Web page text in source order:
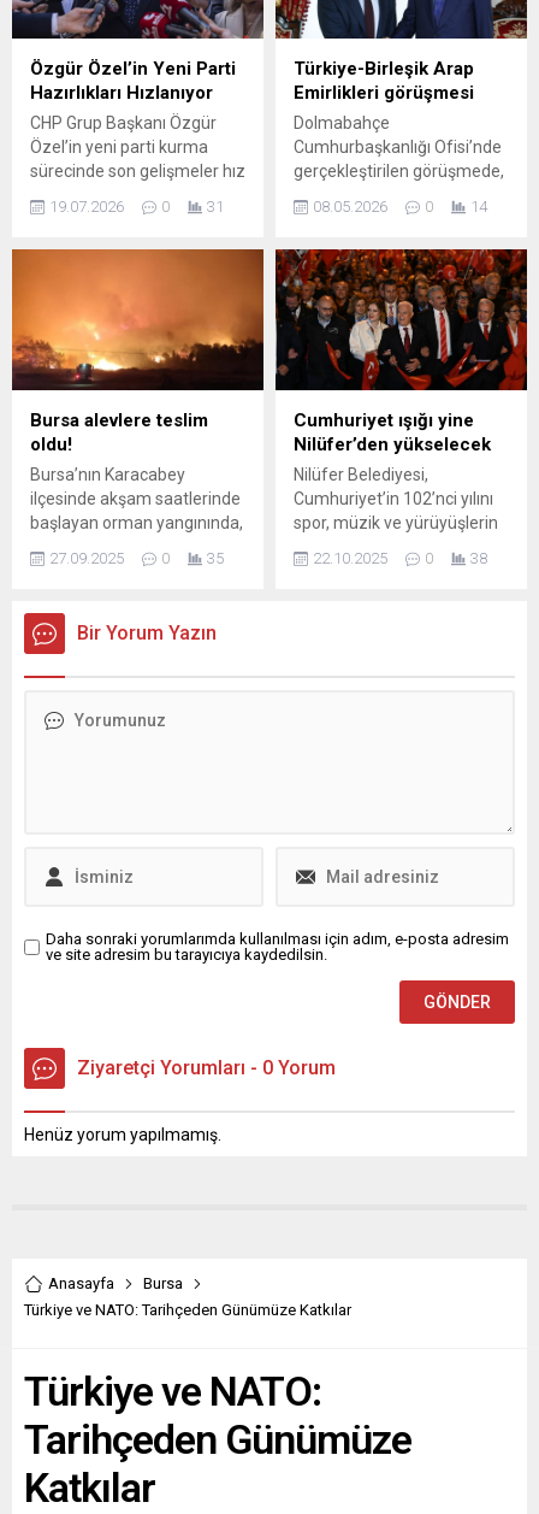
sırasında Osmangazi
Belediye Başkanı Erkan
Aydın yer aldı. Toplam 60
vaadi bulunan Erkan Aydın’ın
vaatlerini tamamlama oranı
yüzde 71,7 olarak açıklandı.
Aydın’ı, 98 vaadin yüzde
54,1’ini tamamlayan Nilüfer
Belediye...
toplam 46 ton atık toplandı.
En çok atık toplayan 3 okul
düzenlenen törenle
ödüllendirildi. Osmangazi
Belediyesi İklim Değişikliği
ve Sıfır Atık Müdürlüğü
tarafından...
Özgür Özel’in Yeni Parti
Hazırlıkları Hızlanıyor
CHP Grup Başkanı Özgür
Özel’in yeni parti kurma
sürecinde son gelişmeler hız
beklenmesine rağmen, adli
programı ve tüzüğü titizlikle
kaleme alınıyor; kurucular
kurulu üyeleri belirleniyor ve
isim tartışmaları sürüyor.
Özel önce isim vermekten
kaçınsa da, saha çalışmaları
19.07.2026 0 31
Türkiye-Birleşik Arap
Emirlikleri görüşmesi
Dolmabahçe
Cumhurbaşkanlığı Ofisi’nde
gerçekleştirilen görüşmede,
niteliği ve kapsamı ele alındı.
hem de küresel boyuttaki
gelişmeler çerçevesinde
ortak tavır ve iş birliği
fırsatları üzerinde duruldu.
Taraflar, siyasi diyaloğun
güçlendirilmesine yönelik
adımların önemini vurguladı
ve ilişkilerin daha ileri
taşınması için somut
mekanizmalar hakkında fikir
alışverişinde...
08.05.2026 0 14
Bursa alevlere teslim
oldu!
Bursa’nın Karacabey
ilçesinde akşam saatlerinde
başlayan orman yangınında,
Orman Genel Müdürlüğü
ekipleri yangının enerjisinin
Söndürme çalışmaları
sürüyor.
27.09.2025 0 35
Cumhuriyet ışığı yine
Nilüfer’den yükselecek
Nilüfer Belediyesi,
Cumhuriyet’in 102’nci yılını
spor, müzik ve yürüyüşlerin
olduğu bir dizi etkinlikle
kutlayacak. Koşuyla
etkinlikler,...
22.10.2025 0 38
Bir Yorum Yazın
Daha sonraki yorumlarımda kullanılması için adım, e-posta adresim
ve site adresim bu tarayıcıya kaydedilsin.
Ziyaretçi Yorumları - 0 Yorum
Henüz yorum yapılmamış.
Anasayfa
Bursa
Türkiye ve NATO: Tarihçeden Günümüze Katkılar
Türkiye ve NATO:
Tarihçeden Günümüze
Katkılar